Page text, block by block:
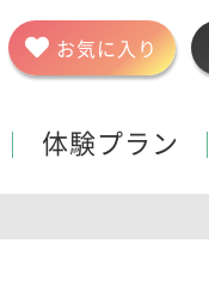
お気に入り
体験プラン